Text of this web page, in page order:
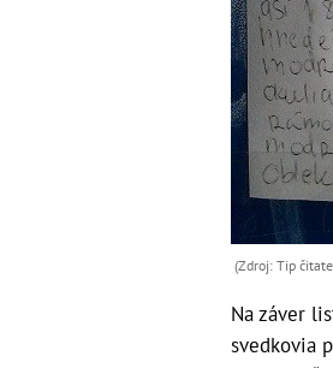
(Zdroj: Tip
Na záver
svedkovia